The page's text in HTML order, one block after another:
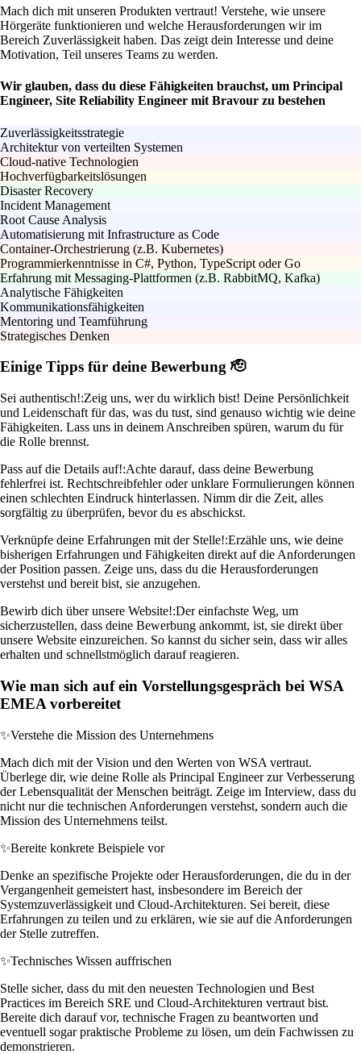
Mach dich mit unseren Produkten vertraut! Verstehe, wie unsere
Hörgeräte funktionieren und welche Herausforderungen wir im
Bereich Zuverlässigkeit haben. Das zeigt dein Interesse und deine
Motivation, Teil unseres Teams zu werden.
Wir glauben, dass du diese Fähigkeiten brauchst, um Principal
Engineer, Site Reliability Engineer mit Bravour zu bestehen
Zuverlässigkeitsstrategie
Architektur von verteilten Systemen
Cloud-native Technologien
Hochverfügbarkeitslösungen
Disaster Recovery
Incident Management
Root Cause Analysis
Automatisierung mit Infrastructure as Code
Container-Orchestrierung (z.B. Kubernetes)
Programmierkenntnisse in C#, Python, TypeScript oder Go
Erfahrung mit Messaging-Plattformen (z.B. RabbitMQ, Kafka)
Analytische Fähigkeiten
Kommunikationsfähigkeiten
Mentoring und Teamführung
Strategisches Denken
Einige Tipps für deine Bewerbung 🫡
Sei authentisch!:Zeig uns, wer du wirklich bist! Deine Persönlichkeit
und Leidenschaft für das, was du tust, sind genauso wichtig wie deine
Fähigkeiten. Lass uns in deinem Anschreiben spüren, warum du für
die Rolle brennst.
Pass auf die Details auf!:Achte darauf, dass deine Bewerbung
fehlerfrei ist. Rechtschreibfehler oder unklare Formulierungen können
einen schlechten Eindruck hinterlassen. Nimm dir die Zeit, alles
sorgfältig zu überprüfen, bevor du es abschickst.
Verknüpfe deine Erfahrungen mit der Stelle!:Erzähle uns, wie deine
bisherigen Erfahrungen und Fähigkeiten direkt auf die Anforderungen
der Position passen. Zeige uns, dass du die Herausforderungen
verstehst und bereit bist, sie anzugehen.
Bewirb dich über unsere Website!:Der einfachste Weg, um
sicherzustellen, dass deine Bewerbung ankommt, ist, sie direkt über
unsere Website einzureichen. So kannst du sicher sein, dass wir alles
erhalten und schnellstmöglich darauf reagieren.
Wie man sich auf ein Vorstellungsgespräch bei WSA
EMEA vorbereitet
✨Verstehe die Mission des Unternehmens
Mach dich mit der Vision und den Werten von WSA vertraut.
Überlege dir, wie deine Rolle als Principal Engineer zur Verbesserung
der Lebensqualität der Menschen beiträgt. Zeige im Interview, dass du
nicht nur die technischen Anforderungen verstehst, sondern auch die
Mission des Unternehmens teilst.
✨Bereite konkrete Beispiele vor
Denke an spezifische Projekte oder Herausforderungen, die du in der
Vergangenheit gemeistert hast, insbesondere im Bereich der
Systemzuverlässigkeit und Cloud-Architekturen. Sei bereit, diese
Erfahrungen zu teilen und zu erklären, wie sie auf die Anforderungen
der Stelle zutreffen.
✨Technisches Wissen auffrischen
Stelle sicher, dass du mit den neuesten Technologien und Best
Practices im Bereich SRE und Cloud-Architekturen vertraut bist.
Bereite dich darauf vor, technische Fragen zu beantworten und
eventuell sogar praktische Probleme zu lösen, um dein Fachwissen zu
demonstrieren.